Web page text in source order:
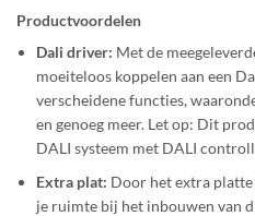
Productvoordelen
Dali driver: Met de
moeiteloos koppelen aan een
verscheidene functies,
en genoeg meer. Let op: Dit
DALI systeem met DALI
Extra plat: Door het extra platte
je ruimte bij het inbouwen van